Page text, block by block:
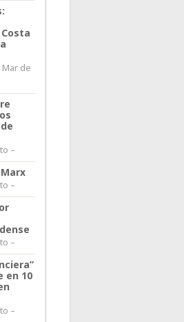
de
–
–
–
en 10
–